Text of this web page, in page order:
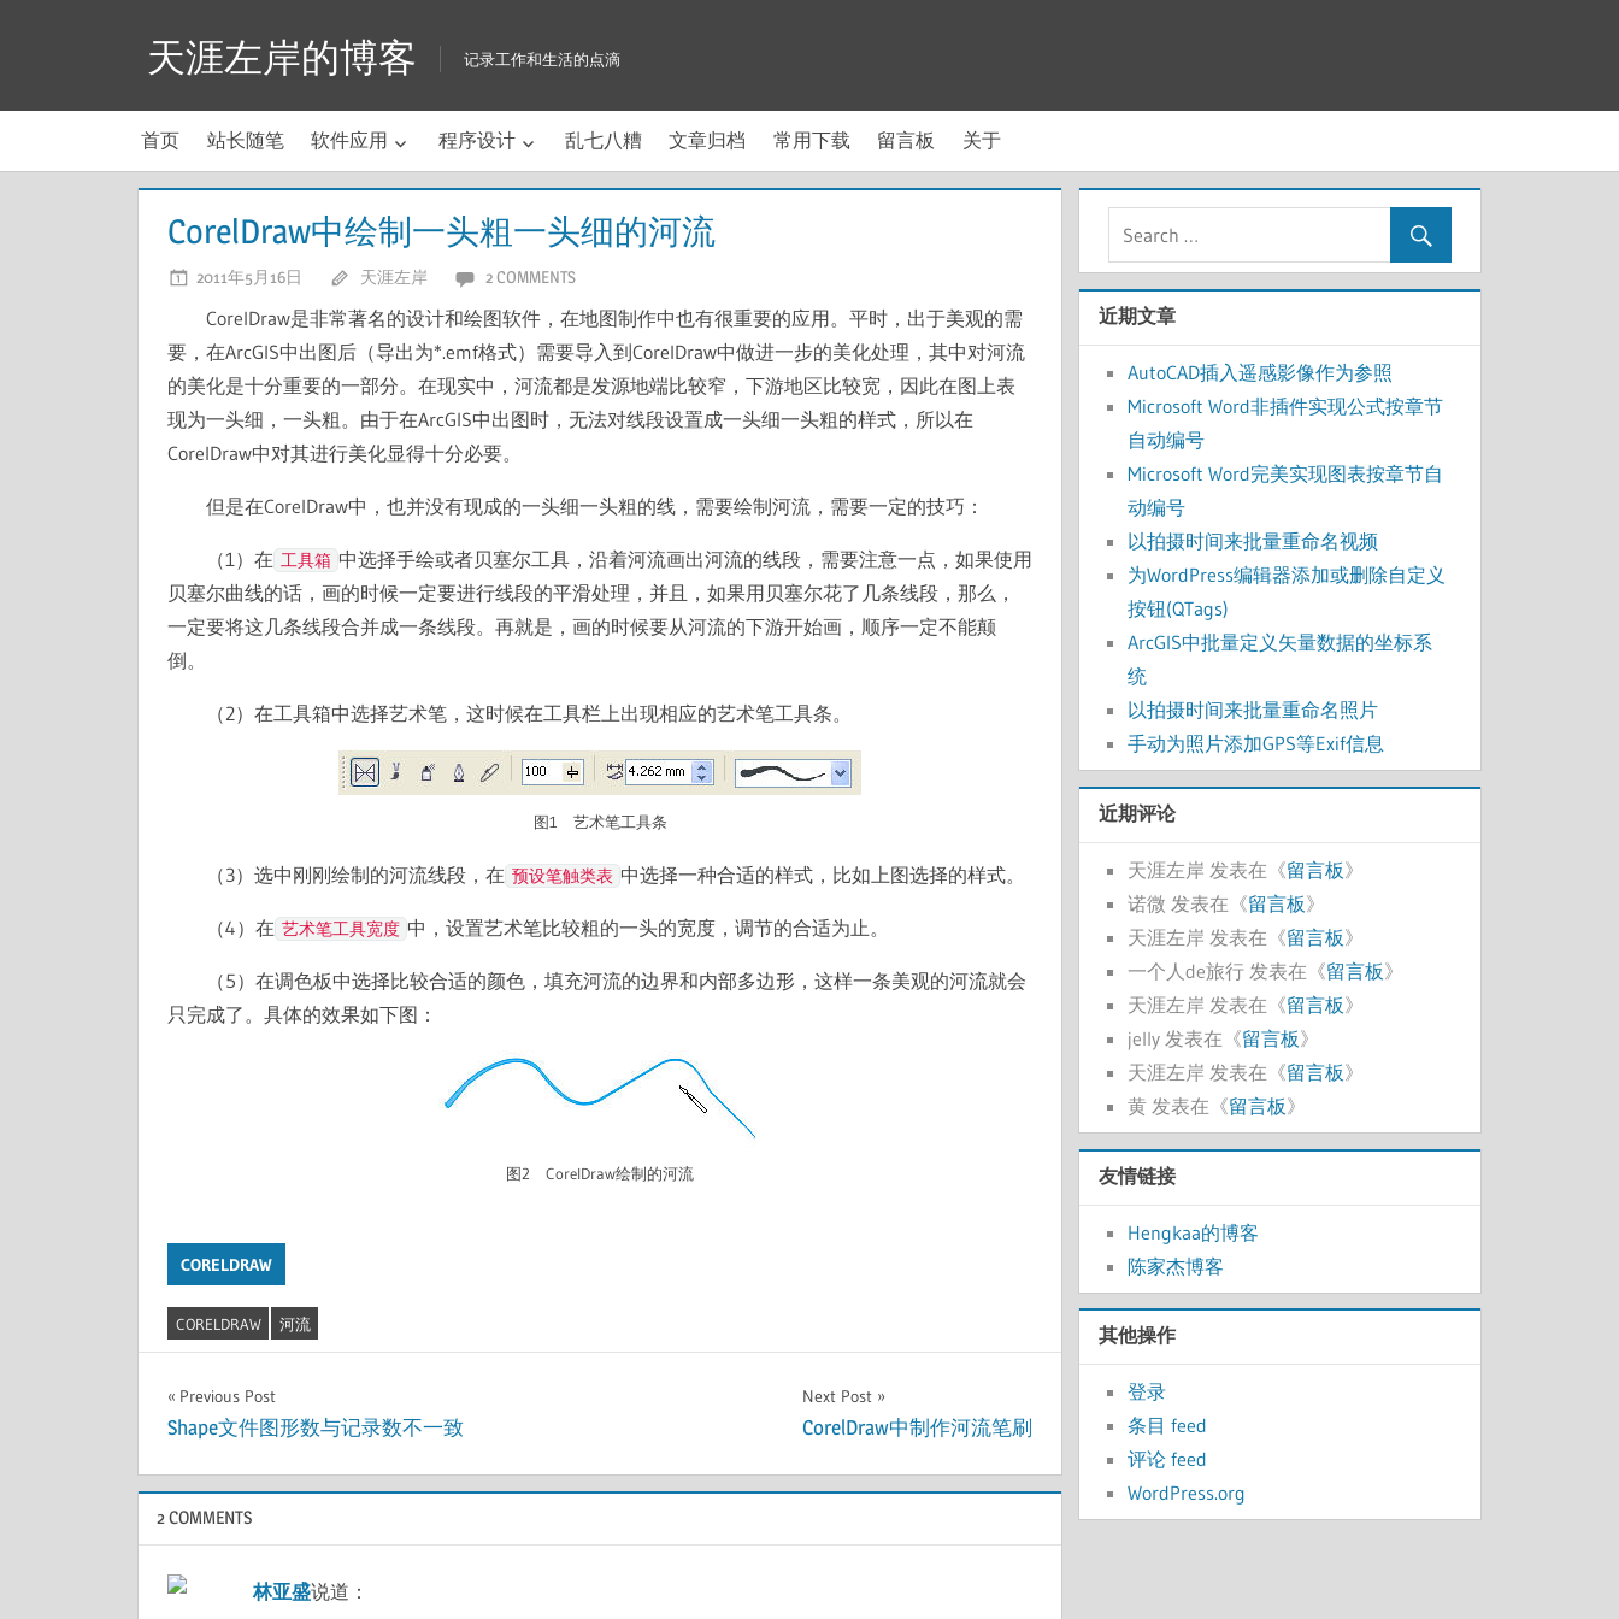
天涯左岸的博客 记录工作和生活的点滴
首页 站长随笔 软件应用 程序设计 乱七八糟 文章归档 常用下载 留言板 关于
CorelDraw中绘制一头粗一头细的河流
2011年5月16日 天涯左岸 2 COMMENTS
CorelDraw是非常著名的设计和绘图软件，在地图制作中也有很重要的应用。平时，出于美观的需
要，在ArcGIS中出图后（导出为*.emf格式）需要导入到CorelDraw中做进一步的美化处理，其中对河流
的美化是十分重要的一部分。在现实中，河流都是发源地端比较窄，下游地区比较宽，因此在图上表
现为一头细，一头粗。由于在ArcGIS中出图时，无法对线段设置成一头细一头粗的样式，所以在
CorelDraw中对其进行美化显得十分必要。
但是在CorelDraw中，也并没有现成的一头细一头粗的线，需要绘制河流，需要一定的技巧：
（1）在 工具箱 中选择手绘或者贝塞尔工具，沿着河流画出河流的线段，需要注意一点，如果使用
贝塞尔曲线的话，画的时候一定要进行线段的平滑处理，并且，如果用贝塞尔花了几条线段，那么，
一定要将这几条线段合并成一条线段。再就是，画的时候要从河流的下游开始画，顺序一定不能颠
倒。
（2）在工具箱中选择艺术笔，这时候在工具栏上出现相应的艺术笔工具条。
图1 艺术笔工具条
（3）选中刚刚绘制的河流线段，在 预设笔触类表 中选择一种合适的样式，比如上图选择的样式。
（4）在 艺术笔工具宽度 中，设置艺术笔比较粗的一头的宽度，调节的合适为止。
（5）在调色板中选择比较合适的颜色，填充河流的边界和内部多边形，这样一条美观的河流就会
只完成了。具体的效果如下图：
图2 CorelDraw绘制的河流
CORELDRAW
CORELDRAW 河流
文
章
导
航
Previous Post
Shape文件图形数与记录数不一致
Next Post
CorelDraw中制作河流笔刷
2 COMMENTS
林亚盛说道：
近期文章
AutoCAD插入遥感影像作为参照
Microsoft Word非插件实现公式按章节
自动编号
Microsoft Word完美实现图表按章节自
动编号
以拍摄时间来批量重命名视频
为WordPress编辑器添加或删除自定义
按钮(QTags)
ArcGIS中批量定义矢量数据的坐标系
统
以拍摄时间来批量重命名照片
手动为照片添加GPS等Exif信息
近期评论
天涯左岸 发表在《留言板》
诺微 发表在《留言板》
天涯左岸 发表在《留言板》
一个人de旅行 发表在《留言板》
天涯左岸 发表在《留言板》
jelly 发表在《留言板》
天涯左岸 发表在《留言板》
黄 发表在《留言板》
友情链接
Hengkaa的博客
陈家杰博客
其他操作
登录
条目 feed
评论 feed
WordPress.org